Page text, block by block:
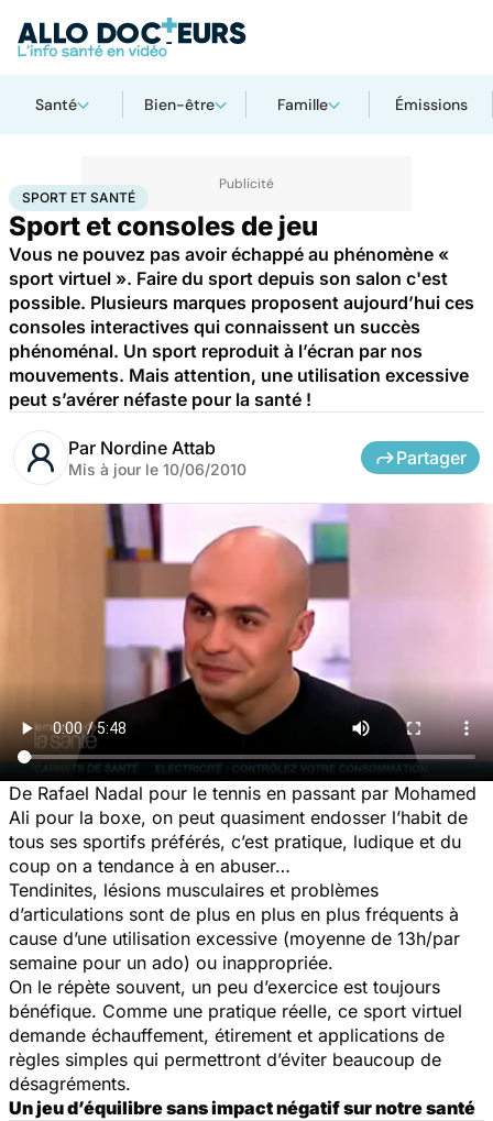
Santé Bien-être Famille Émissions
AccueilBien-êtreSport santé Sport et santé
SPORT ET SANTÉ
Sport et consoles de jeu
Vous ne pouvez pas avoir échappé au phénomène «
sport virtuel ». Faire du sport depuis son salon c'est
possible. Plusieurs marques proposent aujourd’hui ces
consoles interactives qui connaissent un succès
phénoménal. Un sport reproduit à l’écran par nos
mouvements. Mais attention, une utilisation excessive
peut s’avérer néfaste pour la santé !
Par Nordine Attab
Mis à jour le 10/06/2010
Partager
De Rafael Nadal pour le tennis en passant par Mohamed
Ali pour la boxe, on peut quasiment endosser l’habit de
tous ses sportifs préférés, c’est pratique, ludique et du
coup on a tendance à en abuser…
Tendinites, lésions musculaires et problèmes
d’articulations sont de plus en plus en plus fréquents à
cause d’une utilisation excessive (moyenne de 13h/par
semaine pour un ado) ou inappropriée.
On le répète souvent, un peu d’exercice est toujours
bénéfique. Comme une pratique réelle, ce sport virtuel
demande échauffement, étirement et applications de
règles simples qui permettront d’éviter beaucoup de
désagréments.
Un jeu d’équilibre sans impact négatif sur notre santé